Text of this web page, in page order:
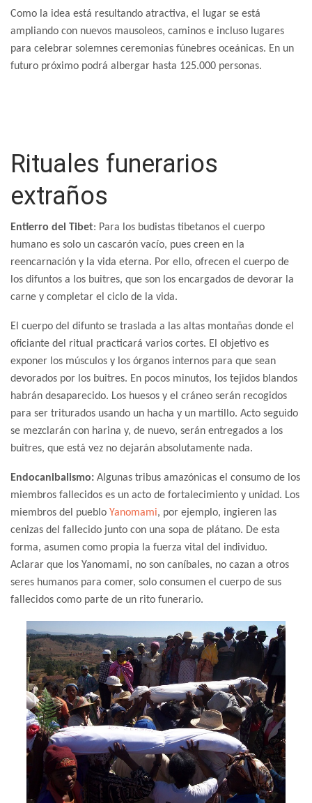
Como la idea está resultando atractiva, el lugar se está
ampliando con nuevos mausoleos, caminos e incluso lugares
para celebrar solemnes ceremonias fúnebres oceánicas. En un
futuro próximo podrá albergar hasta 125.000 personas.
Rituales funerarios
extraños
Entierro del Tibet: Para los budistas tibetanos el cuerpo
humano es solo un cascarón vacío, pues creen en la
reencarnación y la vida eterna. Por ello, ofrecen el cuerpo de
los difuntos a los buitres, que son los encargados de devorar la
carne y completar el ciclo de la vida.
El cuerpo del difunto se traslada a las altas montañas donde el
oficiante del ritual practicará varios cortes. El objetivo es
exponer los músculos y los órganos internos para que sean
devorados por los buitres. En pocos minutos, los tejidos blandos
habrán desaparecido. Los huesos y el cráneo serán recogidos
para ser triturados usando un hacha y un martillo. Acto seguido
se mezclarán con harina y, de nuevo, serán entregados a los
buitres, que está vez no dejarán absolutamente nada.
Endocanibalismo: Algunas tribus amazónicas el consumo de los
miembros fallecidos es un acto de fortalecimiento y unidad. Los
miembros del pueblo Yanomami, por ejemplo, ingieren las
cenizas del fallecido junto con una sopa de plátano. De esta
forma, asumen como propia la fuerza vital del individuo.
Aclarar que los Yanomami, no son caníbales, no cazan a otros
seres humanos para comer, solo consumen el cuerpo de sus
fallecidos como parte de un rito funerario.